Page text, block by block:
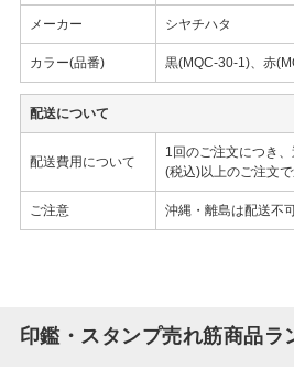
メーカー シヤチハタ
カラー(品番) 黒(MQC-30-1)、赤
配送について
配送費用について
1回のご注文につき
(税込)以上のご注文
ご注意 沖縄・離島は配送不
印鑑・スタンプ売れ筋商品ラ